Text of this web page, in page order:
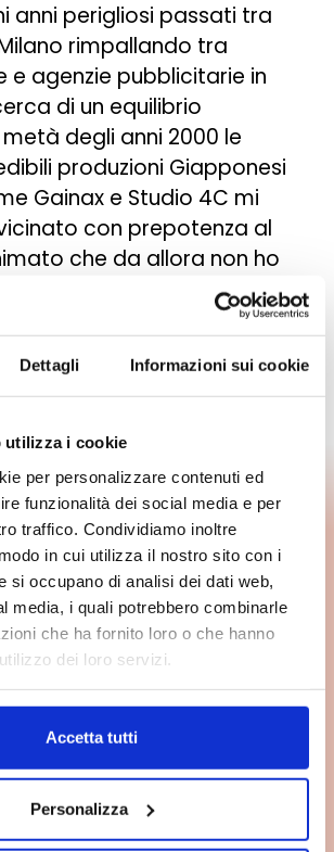
Dettagli Informazioni sui cookie
utilizza i cookie
per personalizzare contenuti ed
funzionalità dei social media e per
traffico. Condividiamo inoltre
in cui utilizza il nostro sito con i
si occupano di analisi dei dati web,
media, i quali potrebbero combinarle
che ha fornito loro o che hanno
dei loro servizi.
Accetta tutti
Personalizza
anni perigliosi passati tra
rimpallando tra
e agenzie pubblicitarie in
di un equilibrio
degli anni 2000 le
produzioni Giapponesi
Gainax e Studio 4C mi
con prepotenza al
che da allora non ho
background artist,